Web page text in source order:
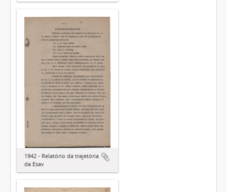
1942 - Relatório da trajetória
da Esav